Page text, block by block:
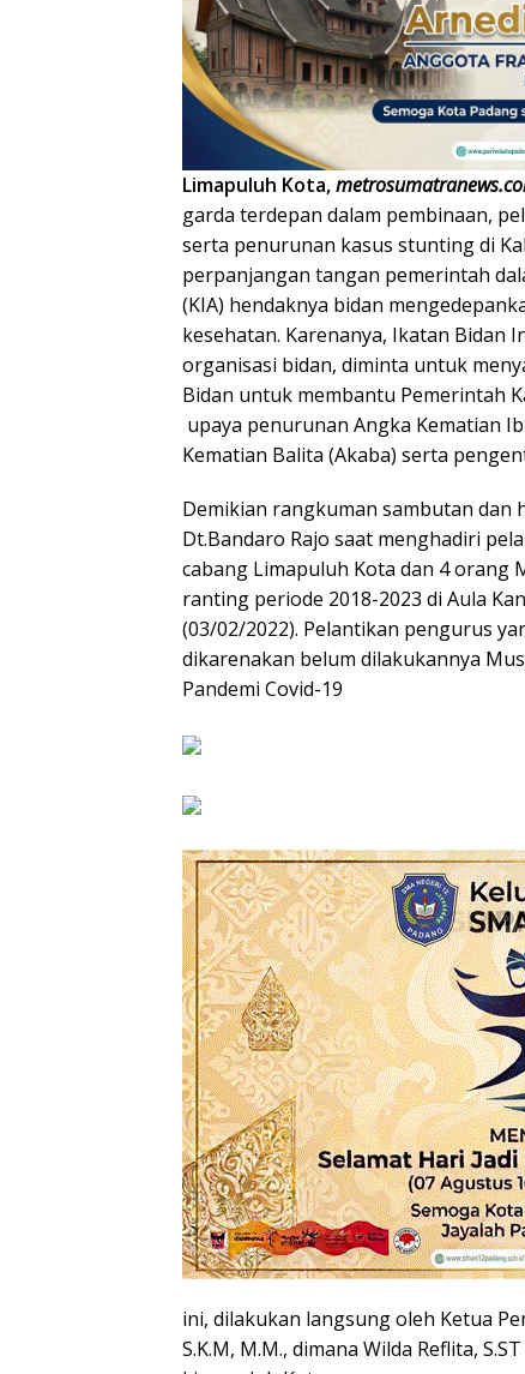
Limapuluh Kota,
garda terdepan dalam pembinaan,
serta penurunan kasus stunting di
perpanjangan tangan pemerintah
(KIA) hendaknya bidan
kesehatan. Karenanya, Ikatan Bidan
organisasi bidan, diminta untuk
Bidan untuk membantu Pemerintah
upaya penurunan Angka Kematian
Kematian Balita (Akaba) serta
Demikian rangkuman sambutan dan
Dt.Bandaro Rajo saat menghadiri
cabang Limapuluh Kota dan 4 orang
ranting periode 2018-2023 di Aula
(03/02/2022). Pelantikan pengurus
dikarenakan belum dilakukannya
Pandemi Covid-19
ini, dilakukan langsung oleh Ketua
S.K.M, M.M., dimana Wilda Reflita,